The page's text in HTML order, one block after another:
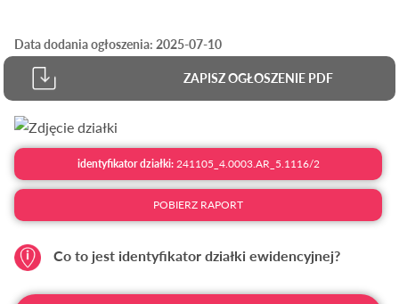
identyfikator działki:241105_4.0003.AR_5.1116/2
POBIERZ RAPORT
Co to jest identyfikator działki ewidencyjnej?
Data dodania ogłoszenia: 2025-07-10
ZAPISZ OGŁOSZENIE PDF